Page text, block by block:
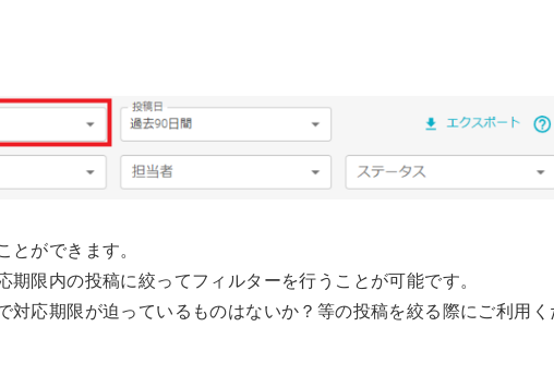
ができます。
限内の投稿に絞ってフィルターを行うことが可能です。
対応期限が迫っているものはないか？等の投稿を絞る際にご利用